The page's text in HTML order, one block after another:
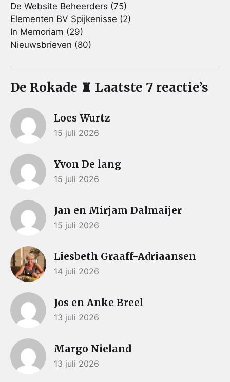
De Website Beheerders (75)
Elementen BV Spijkenisse (2)
In Memoriam (29)
Nieuwsbrieven (80)
De Rokade ♜ Laatste 7 reactie’s
Loes Wurtz
15 juli 2026
Yvon De lang
15 juli 2026
Jan en Mirjam Dalmaijer
15 juli 2026
Liesbeth Graaff-Adriaansen
14 juli 2026
Jos en Anke Breel
13 juli 2026
Margo Nieland
13 juli 2026